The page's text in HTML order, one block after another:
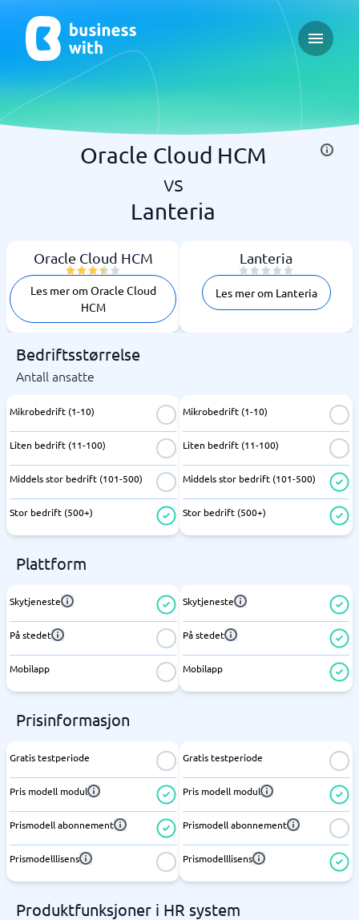
Open
Oracle Cloud HCM
vs
Lanteria
Oracle Cloud HCM
Les mer om Oracle Cloud
HCM
Lanteria
Les mer om Lanteria
Bedriftsstørrelse
Antall ansatte
Mikrobedrift (1-10)
Liten bedrift (11-100)
Middels stor bedrift (101-500)
Stor bedrift (500+)
Mikrobedrift (1-10)
Liten bedrift (11-100)
Middels stor bedrift (101-500)
Stor bedrift (500+)
Plattform
Skytjeneste
På stedet
Mobilapp
Skytjeneste
På stedet
Mobilapp
Prisinformasjon
Gratis testperiode
Pris modell modul
Prismodell abonnement
Prismodelllisens
Gratis testperiode
Pris modell modul
Prismodell abonnement
Prismodelllisens
Produktfunksjoner i HR system